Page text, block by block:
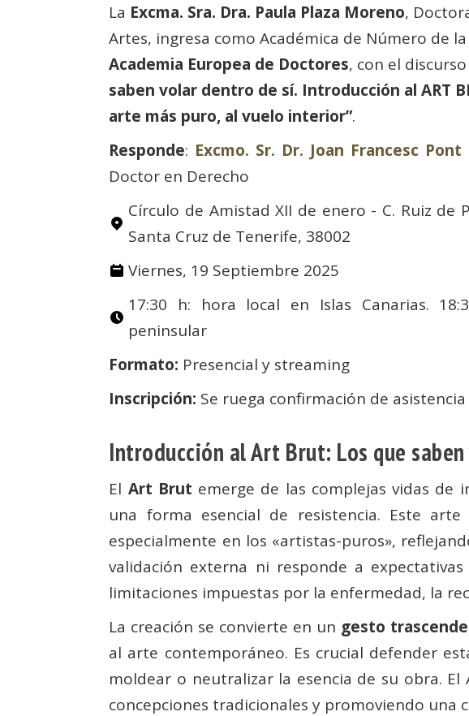
La Excma. Sra. Dra. Paula Plaza Moreno,
Artes, ingresa como Académica de Número de la
Academia Europea de Doctores, con el discurso
saben volar dentro de sí. Introducción al ART
arte más puro, al vuelo interior”.
Responde: Excmo. Sr. Dr. Joan Francesc
Doctor en Derecho
Círculo de Amistad XII de enero - C. Ruiz de
Santa Cruz de Tenerife, 38002
Viernes, 19 Septiembre 2025
17:30 h: hora local en Islas Canarias.
peninsular
Formato: Presencial y streaming
Inscripción: Se ruega confirmación de
Introducción al Art Brut: Los que
El Art Brut emerge de las complejas vidas de
una forma esencial de resistencia. Este
especialmente en los «artistas-puros»,
validación externa ni responde a
limitaciones impuestas por la enfermedad, la
La creación se convierte en un gesto
al arte contemporáneo. Es crucial defender
moldear o neutralizar la esencia de su obra.
concepciones tradicionales y promoviendo